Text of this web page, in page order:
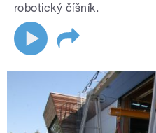
robotický číšník.